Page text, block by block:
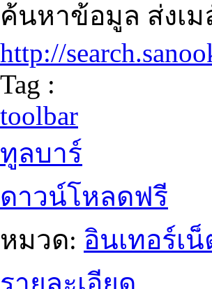
ค้นหาข้อมูล ส่งเม
http://
Tag :
toolbar
ทูลบาร์
ดาวน์โหลดฟรี
หมวด: อินเทอร์เน็